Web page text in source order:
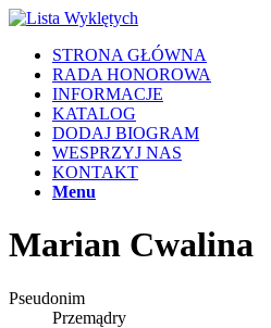
STRONA GŁÓWNA
RADA HONOROWA
INFORMACJE
KATALOG
DODAJ BIOGRAM
WESPRZYJ NAS
KONTAKT
Menu
Marian Cwalina
Pseudonim
Przemądry